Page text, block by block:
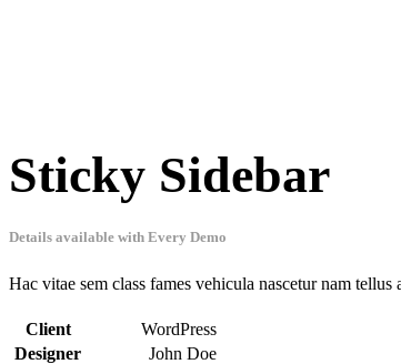
Sticky Sidebar
Details available with Every Demo
Hac vitae sem class fames vehicula nascetur nam
Client
WordPress
Designer
John Doe